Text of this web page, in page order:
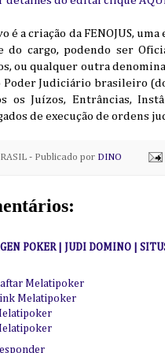
é a criação da FENOJUS,
do cargo, podendo ser
ou qualquer outra
Poder Judiciário brasileiro
os Juízos, Entrâncias,
de execução de ordens
- Publicado por DINO
POKER | JUDI DOMINO |
Melatipoker
Melatipoker